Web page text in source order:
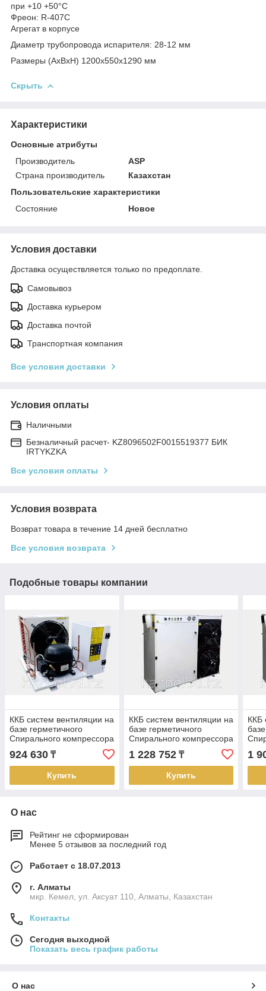
при +10 +50°C
Фреон: R-407C
Агрегат в корпусе
Диаметр трубопровода испарителя: 28-12 мм
Размеры (AxBxH) 1200х550х1290 мм
Скрыть
Характеристики
Основные атрибуты
Производитель
ASP
Страна производитель
Казахстан
Пользовательские характеристики
Состояние
Новое
Условия доставки
Доставка осуществляется только по предоплате.
Самовывоз
Доставка курьером
Доставка почтой
Транспортная компания
Все условия доставки
Условия оплаты
Наличными
Безналичный расчет- KZ8096502F0015519377 БИК
IRTYKZKA
Все условия оплаты
Условия возврата
Возврат товара в течение 14 дней бесплатно
Все условия возврата
Подобные товары компании
ККБ систем вентиляции на
базе герметичного
Спирального компрессора
Invotech ASP-IH-
YH119T1G-1 K
924 630 ₸
Купить
ККБ систем вентиляции на
базе герметичного
Спирального компрессора
Invotech ASP-IH-
YH307T1S-1 K
1 228 752₸
Купить
ККБ
1
О нас
Рейтинг не сформирован
Менее 5 отзывов за последний год
Работает с 18.07.2013
г. Алматы
мкр. Кемел, ул. Аксуат 110, Алматы, Казахстан
Контакты
Сегодня выходной
Показать весь график работы
О нас